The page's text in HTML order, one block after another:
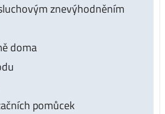
znevýhodněním
doma
pomůcek